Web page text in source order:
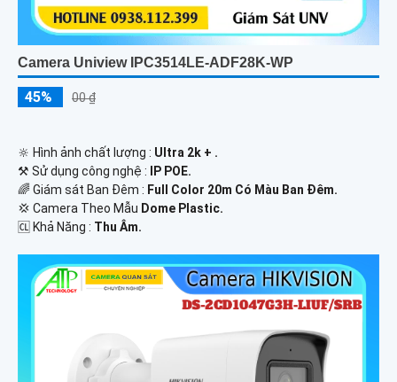
Camera Uniview IPC3514LE-ADF28K-WP
45% 00 ₫
🔆 Hình ảnh chất lượng : Ultra 2k + .
⚒ Sử dụng công nghệ : IP POE.
🌈 Giám sát Ban Đêm : Full Color 20m Có Màu Ban Ðêm.
💢 Camera Theo Mẫu Dome Plastic.
️🆑 Khả Năng : Thu Âm.